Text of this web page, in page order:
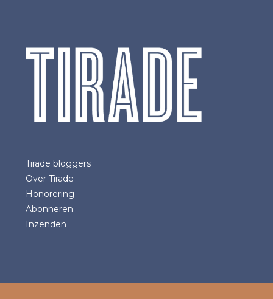
Tirade bloggers
Over Tirade
Honorering
Abonneren
Inzenden